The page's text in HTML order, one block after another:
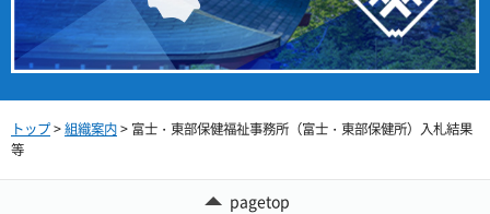
トップ>組織案内> 富士・東部保健福祉事務所（富士・東部保健所）入札結果
等
pagetop